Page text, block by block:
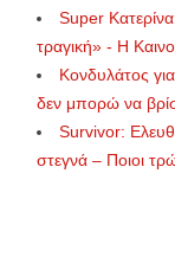
Super
τραγική» - Η
Κονδυλάτος
δεν μπορώ να
Survivor:
στεγνά – Ποιοι